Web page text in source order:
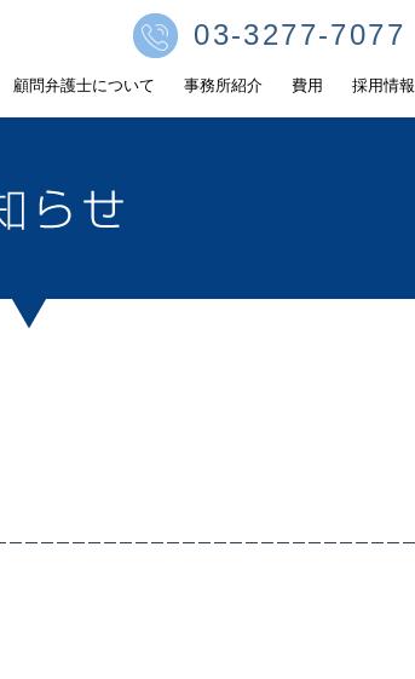
03-3277-7077
顧問弁護士について 事務所紹介 費用 採用情報